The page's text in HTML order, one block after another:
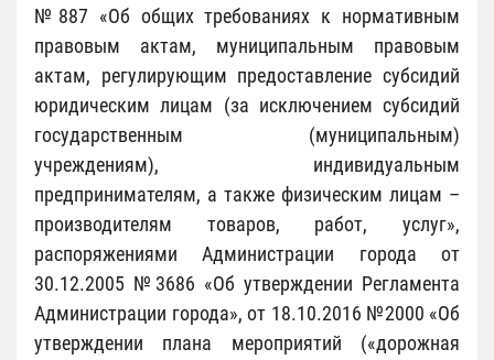
№887 «Об общих требованиях к нормативным
правовым актам, муниципальным правовым
актам, регулирующим предоставление субсидий
юридическим лицам (за исключением субсидий
государственным (муниципальным)
учреждениям), индивидуальным
предпринимателям, а также физическим лицам –
производителям товаров, работ, услуг»,
распоряжениями Администрации города от
30.12.2005 №3686 «Об утверждении Регламента
Администрации города», от 18.10.2016 №2000 «Об
утверждении плана мероприятий («дорожная